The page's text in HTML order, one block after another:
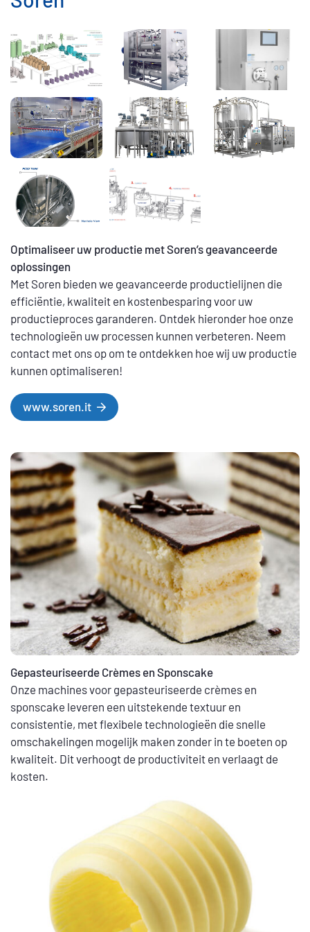
Optimaliseer uw productie met Soren’s geavanceerde
oplossingen
Met Soren bieden we geavanceerde productielijnen die
efficiëntie, kwaliteit en kostenbesparing voor uw
productieproces garanderen. Ontdek hieronder hoe onze
technologieën uw processen kunnen verbeteren. Neem
contact met ons op om te ontdekken hoe wij uw productie
kunnen optimaliseren!
www.soren.it
Gepasteuriseerde Crèmes en Sponscake
Onze machines voor gepasteuriseerde crèmes en
sponscake leveren een uitstekende textuur en
consistentie, met flexibele technologieën die snelle
omschakelingen mogelijk maken zonder in te boeten op
kwaliteit. Dit verhoogt de productiviteit en verlaagt de
kosten.